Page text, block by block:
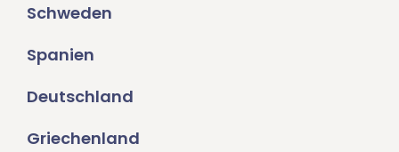
Schweden
Spanien
Deutschland
Griechenland